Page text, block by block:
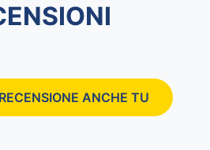
ANCHE TU